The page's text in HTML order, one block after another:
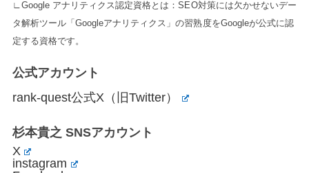
∟Google アナリティクス認定資格とは：SEO対策には欠かせないデー
タ解析ツール「Googleアナリティクス」の習熟度をGoogleが公式に認
定する資格です。
公式アカウント
rank-quest公式X（旧Twitter）
杉本貴之 SNSアカウント
X
instagram